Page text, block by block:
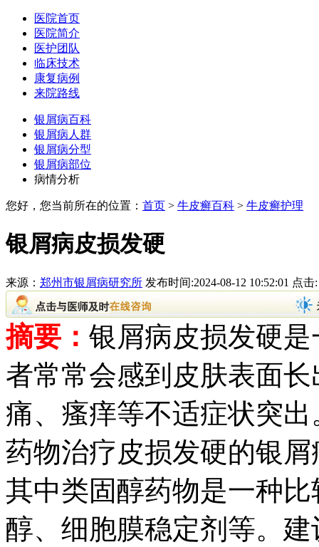
医院首页
医院简介
医护团队
临床技术
康复病例
来院路线
银屑病百科
银屑病人群
银屑病分型
银屑病部位
病情分析
您好，您当前所在的位置： 首页 > 牛皮癣百科 > 牛皮癣护理
银屑病皮损发硬
来源： 郑州市银屑病研究所 发布时间:2024-08-12 10:52:01 点击:
摘要： 银屑病皮损发硬
者常常会感到皮肤表面
痛、瘙痒等不适症状突
药物治疗皮损发硬的银
其中类固醇药物是一种
醇、细胞膜稳定剂等。建